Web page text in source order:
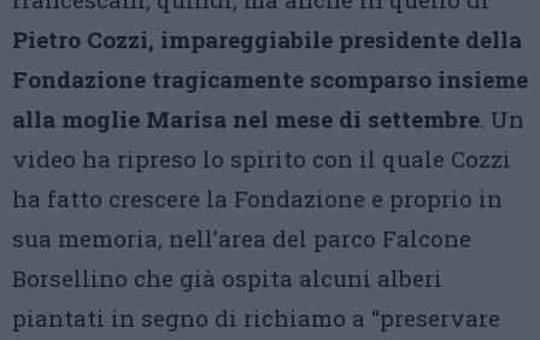
Pietro Cozzi, impareggiabile presidente della
Fondazione tragicamente scomparso insieme
alla moglie Marisa nel mese di settembre. Un
video ha ripreso lo spirito con il quale Cozzi
ha fatto crescere la Fondazione e proprio in
sua memoria, nell’area del parco Falcone
Borsellino che già ospita alcuni alberi
piantati in segno di richiamo a “preservare